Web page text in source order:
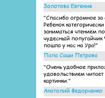
Золотова Евгения
"Спасибо огромное за
Ребенок
заниматься чтением
чудесный попугайчик
пошла у нас на Ура!"
Папа Саши Петрова
"Очень удобное
удовольствием
картинки."
Анатолий Федорченко